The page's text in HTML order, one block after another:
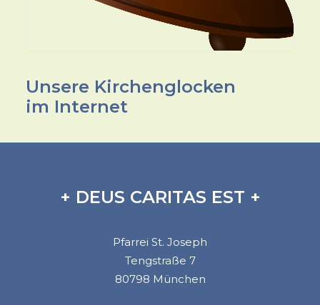
Unsere Kirchenglocken
im Internet
+ DEUS CARITAS EST +
Pfarrei St. Joseph
Tengstraße 7
80798 München